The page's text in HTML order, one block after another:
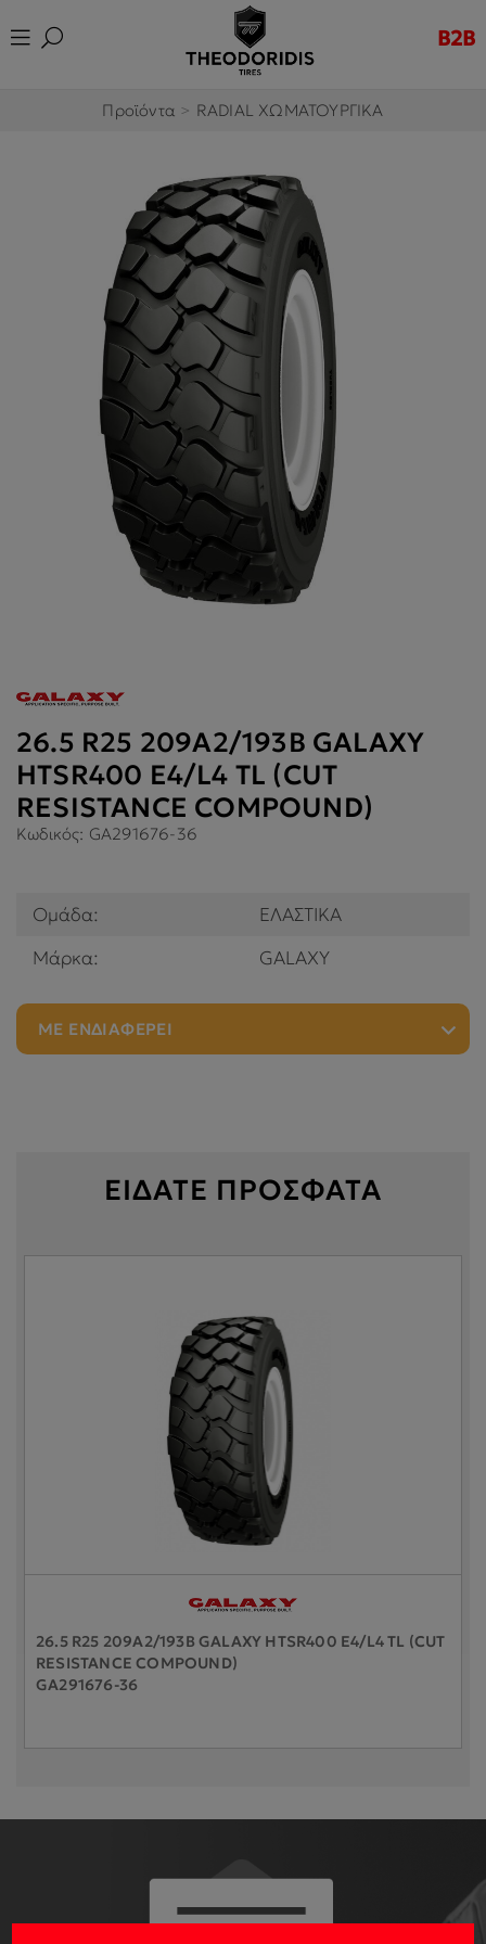
B2B
Προϊόντα > RADIAL ΧΩΜΑΤΟΥΡΓΙΚΑ
26.5 R25 209A2/193B GALAXY
HTSR400 E4/L4 TL (CUT
RESISTANCE COMPOUND)
Κωδικός: GA291676-36
Ομάδα:
ΕΛΑΣΤΙΚΑ
Μάρκα:
GALAXY
ΜΕ ΕΝΔΙΑΦΕΡΕΙ
ΕΙΔΑΤΕ ΠΡΟΣΦΑΤΑ
26.5 R25 209A2/193B GALAXY HTSR400 E4/L4 TL (CUT
RESISTANCE COMPOUND)
GA291676-36